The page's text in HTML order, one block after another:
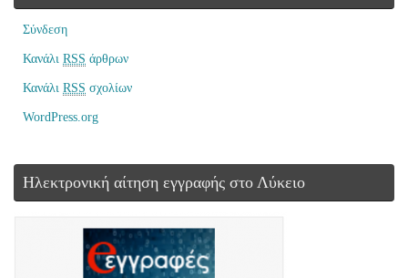
Σύνδεση
Κανάλι RSS άρθρων
Κανάλι RSS σχολίων
WordPress.org
Ηλεκτρονική αίτηση εγγραφής στο Λύκειο